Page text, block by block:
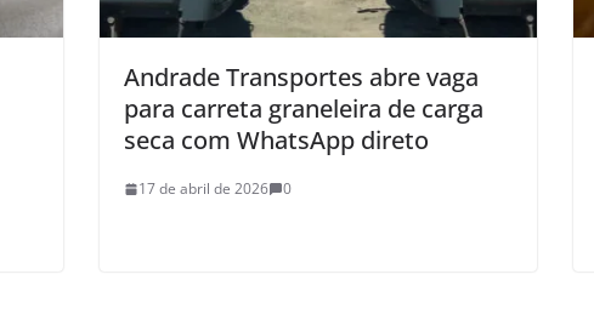
Andrade Transportes abre vaga
para carreta graneleira de carga
seca com WhatsApp direto
17 de abril de 2026 0